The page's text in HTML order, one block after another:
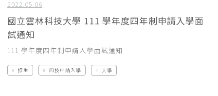
2022.05.06
國立雲林科技大學 111 學年度四年制申請入學面
試通知
111 學年度四年制申請入學面試通知
招生 四技申請入學 大學